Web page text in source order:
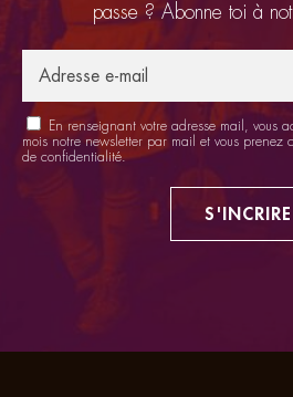
passe ? Abonne toi à
En renseignant votre adresse mail, vous
mois notre newsletter par mail et vous prenez
de confidentialité.
S'INCRIRE